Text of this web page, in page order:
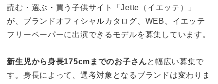
読む・選ぶ・買う子供サイト「Jette（イエッテ）」
が、ブランドオフィシャルカタログ、WEB、イエッテ
フリーペーパーに出演できるモデルを募集しています。
新生児から身長175cmまでのお子さんと幅広い募集で
す。身長によって、選考対象となるブランドは変わりま